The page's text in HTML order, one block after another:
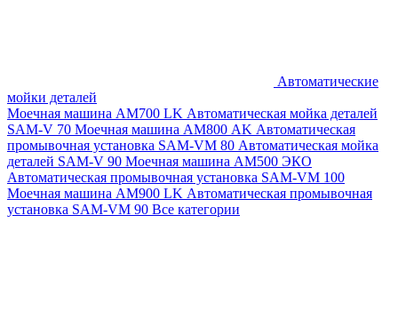
Автоматические
мойки деталей
Моечная машина AM700 LK Автоматическая мойка деталей
SAM-V 70 Моечная машина АМ800 AK Автоматическая
промывочная установка SAM-VM 80 Автоматическая мойка
деталей SAM-V 90 Моечная машина АМ500 ЭКО
Автоматическая промывочная установка SAM-VM 100
Моечная машина AM900 LK Автоматическая промывочная
установка SAM-VM 90 Все категории